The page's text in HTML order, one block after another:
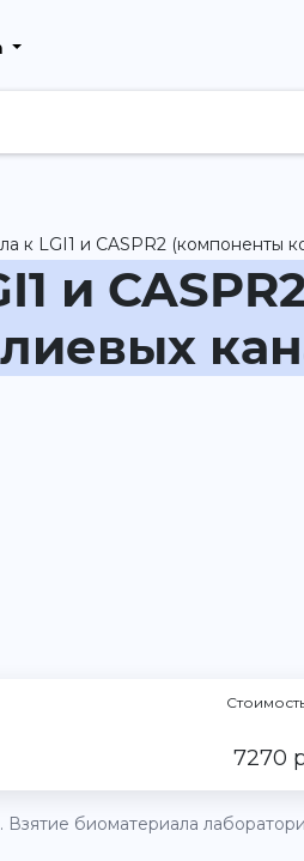
к LGI1 и CASPR2 (компоненты
и
7270
биоматериала